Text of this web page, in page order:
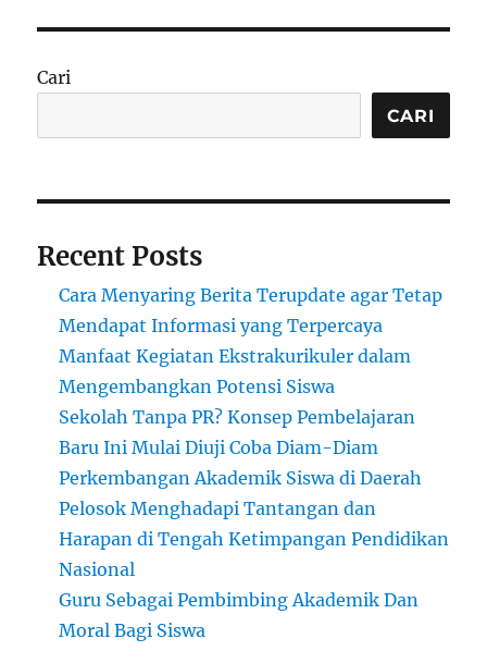
Gaza
Ini:
dan
Depan
Terhenti
Cari
CARI
Recent Posts
Cara Menyaring Berita Terupdate agar Tetap
Mendapat Informasi yang Terpercaya
Manfaat Kegiatan Ekstrakurikuler dalam
Mengembangkan Potensi Siswa
Sekolah Tanpa PR? Konsep Pembelajaran
Baru Ini Mulai Diuji Coba Diam-Diam
Perkembangan Akademik Siswa di Daerah
Pelosok Menghadapi Tantangan dan
Harapan di Tengah Ketimpangan Pendidikan
Nasional
Guru Sebagai Pembimbing Akademik Dan
Moral Bagi Siswa